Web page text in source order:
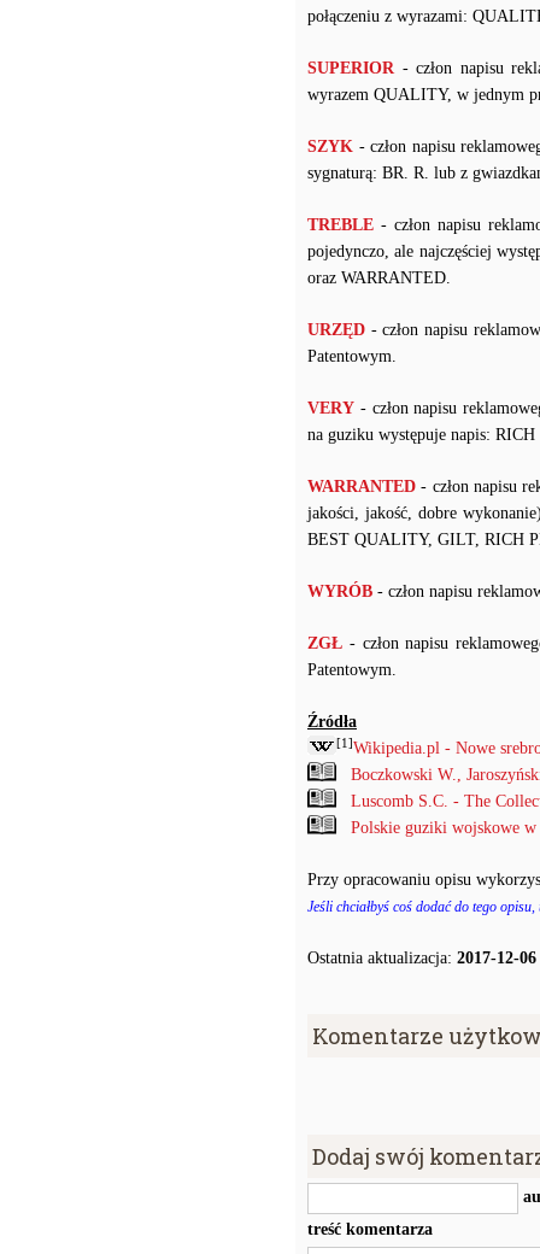
połączeniu z wyrazami:
SUPERIOR- człon napisu
wyrazem QUALITY, w jednym
SZYK - człon napisu
sygnaturą: BR. R. lub z
TREBLE - człon napisu
pojedynczo, ale najczęściej
oraz WARRANTED.
URZĘD - człon napisu
Patentowym.
VERY - człon napisu
na guziku występuje napis:
WARRANTED - człon napisu
jakości, jakość, dobre
BEST QUALITY, GILT, RICH
WYRÓB - człon napisu
ZGŁ - człon napisu
Patentowym.
Źródła
[1]Wikipedia.pl - Nowe
Boczkowski W.,
Luscomb S.C. - The
Polskie guziki wojskowe
Przy opracowaniu opisu
Jeśli chciałbyś coś dodać do tego
Ostatnia aktualizacja: 2017-12-
Komentarze
Dodaj swój
treść komentarza